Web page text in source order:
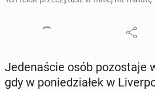
Je­de­na­ście osób po­zo­sta­je
gdy w po­nie­dzia­łek w